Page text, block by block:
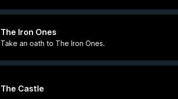
The Iron Ones
Take an oath to The Iron Ones.
The Castle